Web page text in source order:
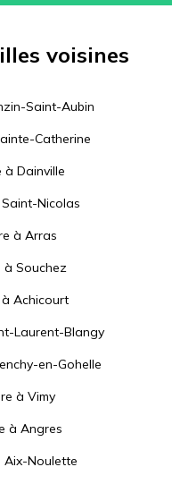
voisines
Saint-Aubin
Catherine
à Dainville
Saint-Nicolas
à Arras
à Souchez
Achicourt
Laurent-Blangy
en-Gohelle
à Vimy
à Angres
Aix-Noulette